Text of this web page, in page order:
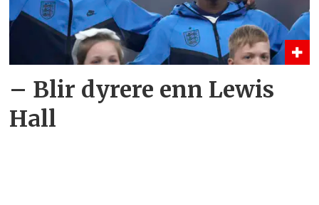
– Blir dyrere enn Lewis
Hall